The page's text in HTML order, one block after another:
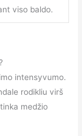
viso baldo.
intensyvumo.
rodikliu virš
medžio